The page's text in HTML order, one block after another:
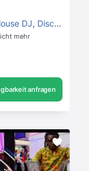
DJ, Disco DJ
mehr
anfragen